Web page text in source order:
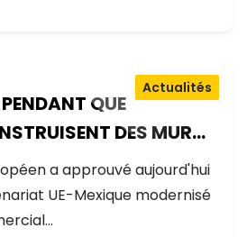
QUE
DES MURS,
DES PONTS
Actualités
a approuvé aujourd'hui
UE-Mexique modernisé